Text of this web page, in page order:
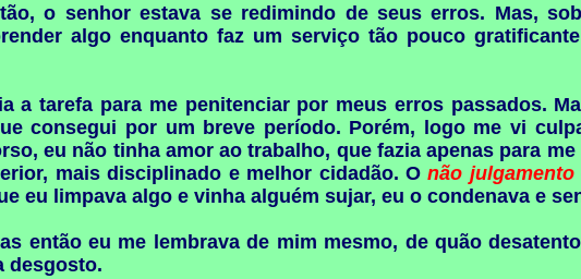
o senhor estava se redimindo de seus erros. Mas,
algo enquanto faz um serviço tão pouco
tarefa para me penitenciar por meus erros passados.
consegui por um breve período. Porém, logo me vi
eu não tinha amor ao trabalho, que fazia apenas para
mais disciplinado e melhor cidadão. Onão julgamento
eu limpava algo e vinha alguém sujar, eu o condenava e
então eu me lembrava de mim mesmo, de quão
desgosto.